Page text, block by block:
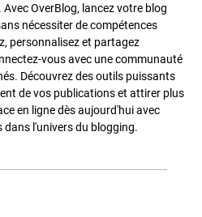
OverBlog, lancez votre blog
nécessiter de compétences
personnalisez et partagez
vous avec une communauté
Découvrez des outils puissants
de vos publications et attirer plus
en ligne dès aujourd'hui avec
dans l'univers du blogging.